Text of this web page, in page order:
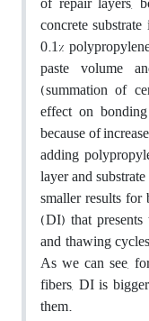
concrete
0.1%
paste volume
(summation of
effect on
because of
adding
layer and
smaller results
(DI) that
and thawing
As we can see,
fibers, DI is
them.